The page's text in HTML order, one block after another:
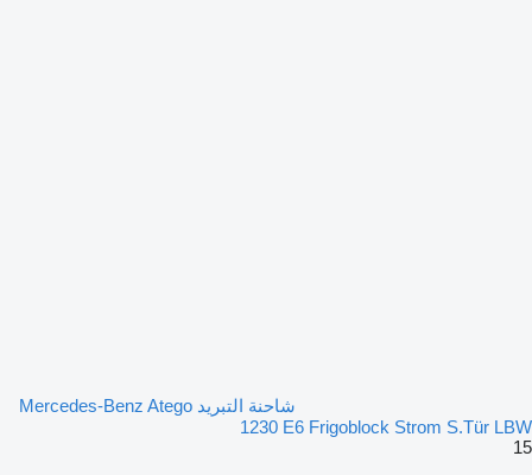
شاحنة التبريد Mercedes-Benz Atego
1230 E6 Frigoblock Strom S.Tür LBW
15